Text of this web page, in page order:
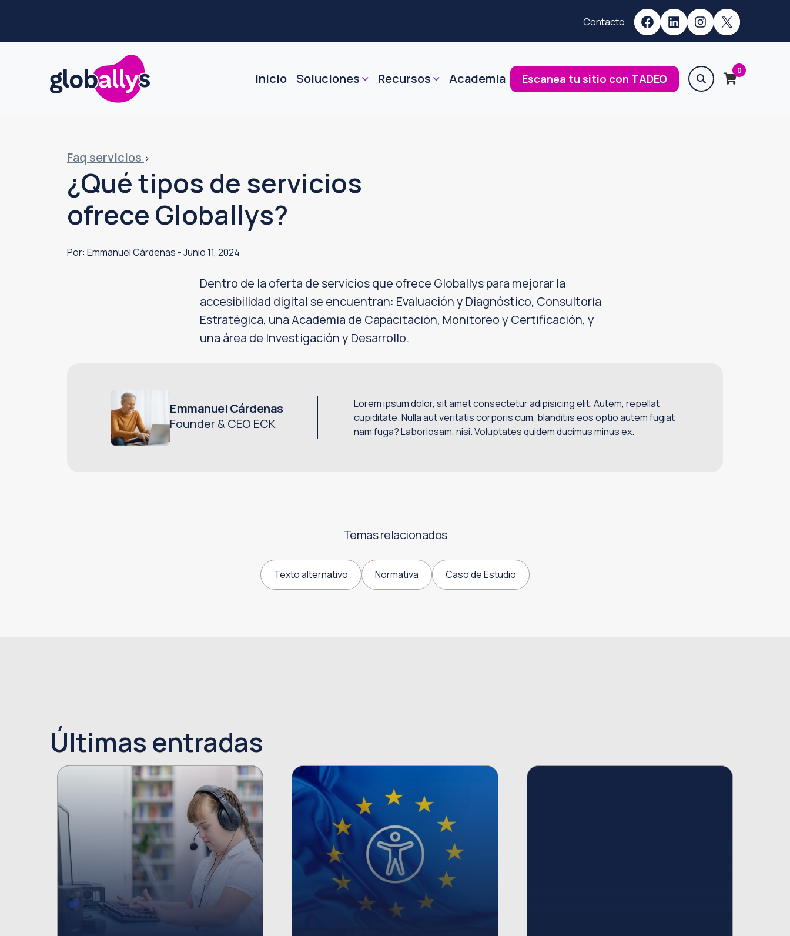
Contacto Facebook
LinkedIn
Instagram
X
Inicio Soluciones Recursos Academia Escanea tu sitio con TADEO
0
Buscar:
Faq servicios >
¿Qué tipos de servicios
ofrece Globallys?
Por: Emmanuel Cárdenas -Junio 11, 2024
Dentro de la oferta de servicios que ofrece Globallys para mejorar la
accesibilidad digital se encuentran: Evaluación y Diagnóstico, Consultoría
Estratégica, una Academia de Capacitación, Monitoreo y Certificación, y
una área de Investigación y Desarrollo.
Emmanuel Cárdenas
Founder & CEO ECK
Lorem ipsum dolor, sit amet consectetur adipisicing elit. Autem, repellat
cupiditate. Nulla aut veritatis corporis cum, blanditiis eos optio autem fugiat
nam fuga? Laboriosam, nisi. Voluptates quidem ducimus minus ex.
Temas relacionados
Texto alternativo Normativa Caso de Estudio
Últimas entradas